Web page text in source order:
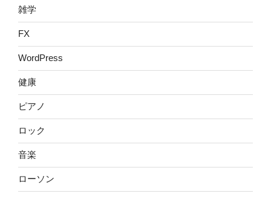
雑学
FX
WordPress
健康
ピアノ
ロック
音楽
ローソン